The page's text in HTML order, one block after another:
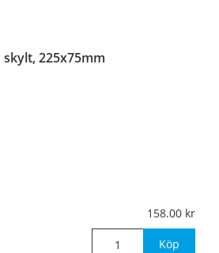
225x75mm
aluminium, 1mm (plan)
158.00
Köp